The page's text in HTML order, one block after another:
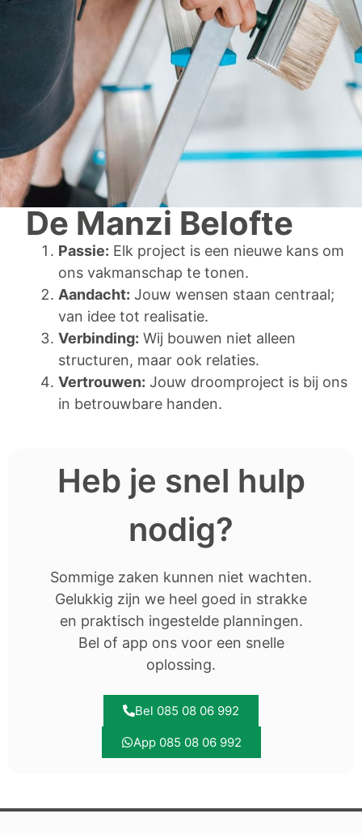
De Manzi Belofte
Passie: Elk project is een nieuwe kans om
ons vakmanschap te tonen.
Aandacht: Jouw wensen staan centraal;
van idee tot realisatie.
Verbinding: Wij bouwen niet alleen
structuren, maar ook relaties.
Vertrouwen: Jouw droomproject is bij ons
in betrouwbare handen.
Heb je snel hulp
nodig?
Sommige zaken kunnen niet wachten.
Gelukkig zijn we heel goed in strakke
en praktisch ingestelde planningen.
Bel of app ons voor een snelle
oplossing.
Bel 085 08 06 992
App 085 08 06 992